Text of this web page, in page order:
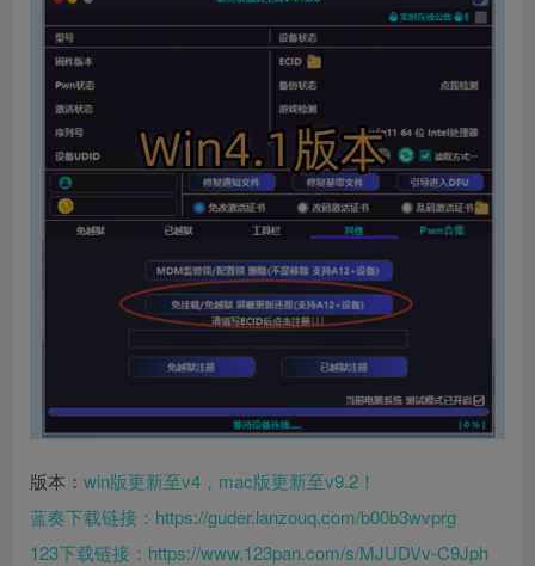
版本： win版更新至v4，mac版更新至v9.2！
蓝奏下载链接： https://guder.lanzouq.com/b00b3wvprg
123下载链接： https://www.123pan.com/s/MJUDVv-C9Jph